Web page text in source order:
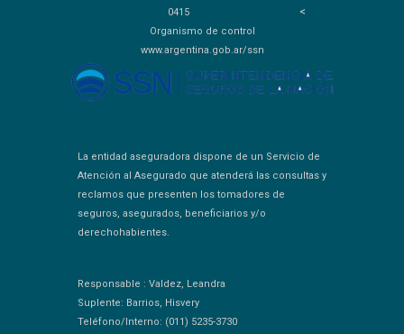
0415
<
Organismo de control
www.argentina.gob.ar/ssn
La entidad aseguradora dispone de un Servicio de
Atención al Asegurado que atenderá las consultas y
reclamos que presenten los tomadores de
seguros, asegurados, beneficiarios y/o
derechohabientes.
Responsable : Valdez, Leandra
Suplente: Barrios, Hisvery
Teléfono/Interno: (011) 5235-3730